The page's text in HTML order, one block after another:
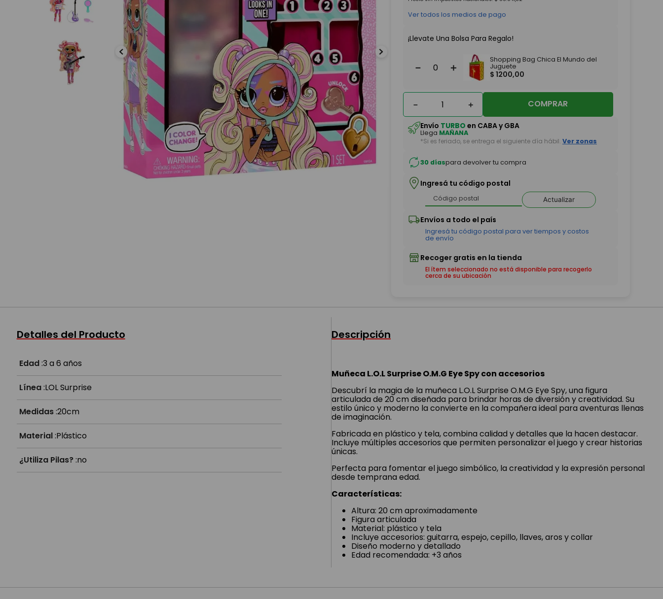
Ver todos los medios de pago
¡Llevate Una Bolsa Para Regalo!
＋
－
Shopping Bag Chica El Mundo del
Juguete
$ 1200,00
＋
－ COMPRAR
Envío TURBO en CABA y GBA
Llega MAÑANA
*Si es feriado, se entrega el siguiente día hábil. Ver zonas
30 díaspara devolver tu compra
Ingresá tu código postal
Actualizar
El ítem seleccionado no está disponible para recogerlo
cerca de su ubicación
Detalles del Producto
Edad:3 a 6 años
Línea:LOL Surprise
Medidas:20cm
Material:Plástico
¿Utiliza Pilas?:no
Descripción
Muñeca L.O.L Surprise O.M.G Eye Spy con accesorios
Descubrí la magia de la muñeca L.O.L Surprise O.M.G Eye Spy, una figura
articulada de 20 cm diseñada para brindar horas de diversión y creatividad. Su
estilo único y moderno la convierte en la compañera ideal para aventuras llenas
de imaginación.
Fabricada en plástico y tela, combina calidad y detalles que la hacen destacar.
Incluye múltiples accesorios que permiten personalizar el juego y crear historias
únicas.
Perfecta para fomentar el juego simbólico, la creatividad y la expresión personal
desde temprana edad.
Características:
Altura: 20 cm aproximadamente
Figura articulada
Material: plástico y tela
Incluye accesorios: guitarra, espejo, cepillo, llaves, aros y collar
Diseño moderno y detallado
Edad recomendada: +3 años